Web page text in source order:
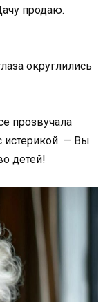
продаю.
округлились
прозвучала
истерикой. — Вы
детей!